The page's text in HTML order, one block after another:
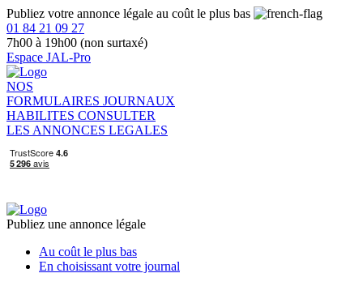
Publiez votre annonce légale au coût le plus bas
01 84 21 09 27
7h00 à 19h00 (non surtaxé)
Espace JAL-Pro
NOS
FORMULAIRES JOURNAUX
HABILITES CONSULTER
LES ANNONCES LEGALES
Publiez une annonce légale
Au coût le plus bas
En choisissant votre journal